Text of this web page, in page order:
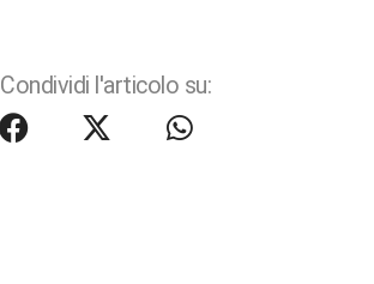
Condividi l'articolo su: